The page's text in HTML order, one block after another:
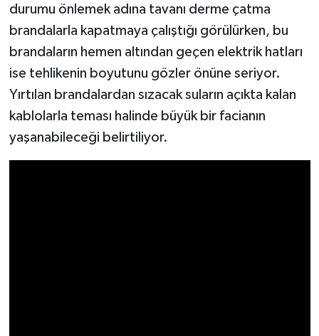
durumu önlemek adına tavanı derme çatma
brandalarla kapatmaya çalıştığı görülürken, bu
brandaların hemen altından geçen elektrik hatları
ise tehlikenin boyutunu gözler önüne seriyor.
Yırtılan brandalardan sızacak suların açıkta kalan
kablolarla teması halinde büyük bir facianın
yaşanabileceği belirtiliyor.